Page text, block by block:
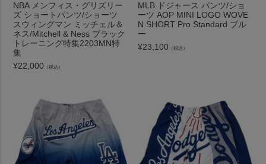
NBA メンフィス・グリズリー
ズ ショートパンツ/ショーツ
スウィングマン ミッチェル＆
ネス/Mitchell & Ness ブラック
トレーニング特集2203MN特
集
¥22,000 （税込）
MLB ドジャース パンツ/ショ
ーツ AOP MINI LOGO WOVE
N SHORT Pro Standard ブル
ー
¥23,100 （税込）